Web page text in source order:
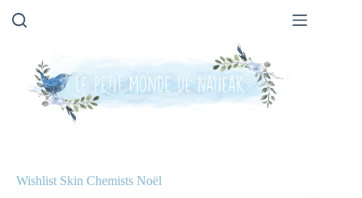
Wishlist Skin Chemists Noël